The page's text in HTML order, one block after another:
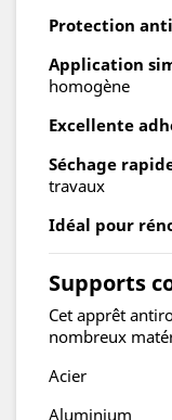
Protection
Application
homogène
Excellente
Séchage
travaux
Idéal pour
Supports
Cet apprêt
nombreux
Acier
Aluminium